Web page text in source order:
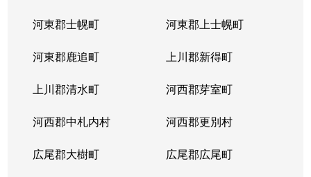
河東郡士幌町 河東郡上士幌町
河東郡鹿追町 上川郡新得町
上川郡清水町 河西郡芽室町
河西郡中札内村 河西郡更別村
広尾郡大樹町 広尾郡広尾町